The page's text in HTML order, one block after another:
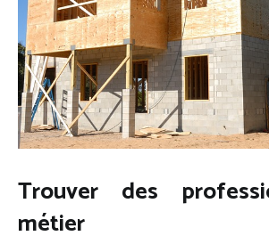
Trouver des
métier